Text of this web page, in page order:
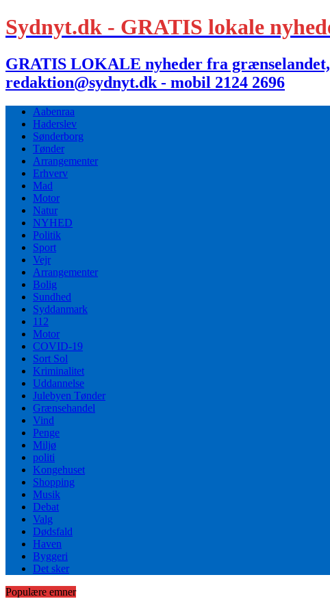
Sydnyt.dk - GRATIS lokale
GRATIS LOKALE nyheder fra
redaktion@sydnyt.dk - mobil 2124 2696
Aabenraa
Haderslev
Sønderborg
Tønder
Arrangementer
Erhverv
Mad
Motor
Natur
NYHED
Politik
Sport
Vejr
Arrangementer
Bolig
Sundhed
Syddanmark
112
Motor
COVID-19
Sort Sol
Kriminalitet
Uddannelse
Julebyen Tønder
Grænsehandel
Vind
Penge
Miljø
politi
Kongehuset
Shopping
Musik
Debat
Valg
Dødsfald
Haven
Byggeri
Det sker
Populære emner